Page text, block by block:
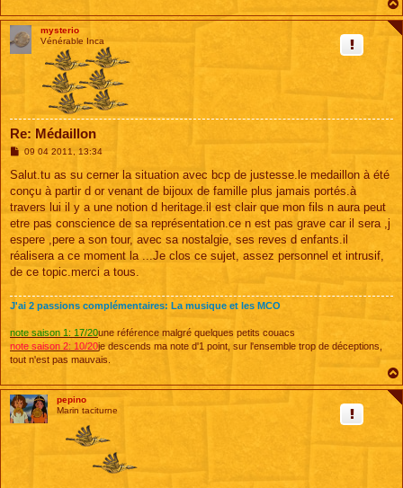
mysterio
Vénérable Inca
Re: Médaillon
M
s
a
g
09 04 2011, 13:34
Salut.tu as su cerner la situation avec bcp de justesse.le medaillon à été
conçu à partir d or venant de bijoux de famille plus jamais portés.à
travers lui il y a une notion d heritage.il est clair que mon fils n aura peut
etre pas conscience de sa représentation.ce n est pas grave car il sera ,j
espere ,pere a son tour, avec sa nostalgie, ses reves d enfants.il
réalisera a ce moment la ...Je clos ce sujet, assez personnel et intrusif,
de ce topic.merci a tous.
J'ai 2 passions complémentaires: La musique et les MCO
note saison 1: 17/20une référence malgré quelques petits couacs
note saison 2: 10/20je descends ma note d'1 point, sur l'ensemble trop de déceptions,
tout n'est pas mauvais.
pepino
Marin taciturne